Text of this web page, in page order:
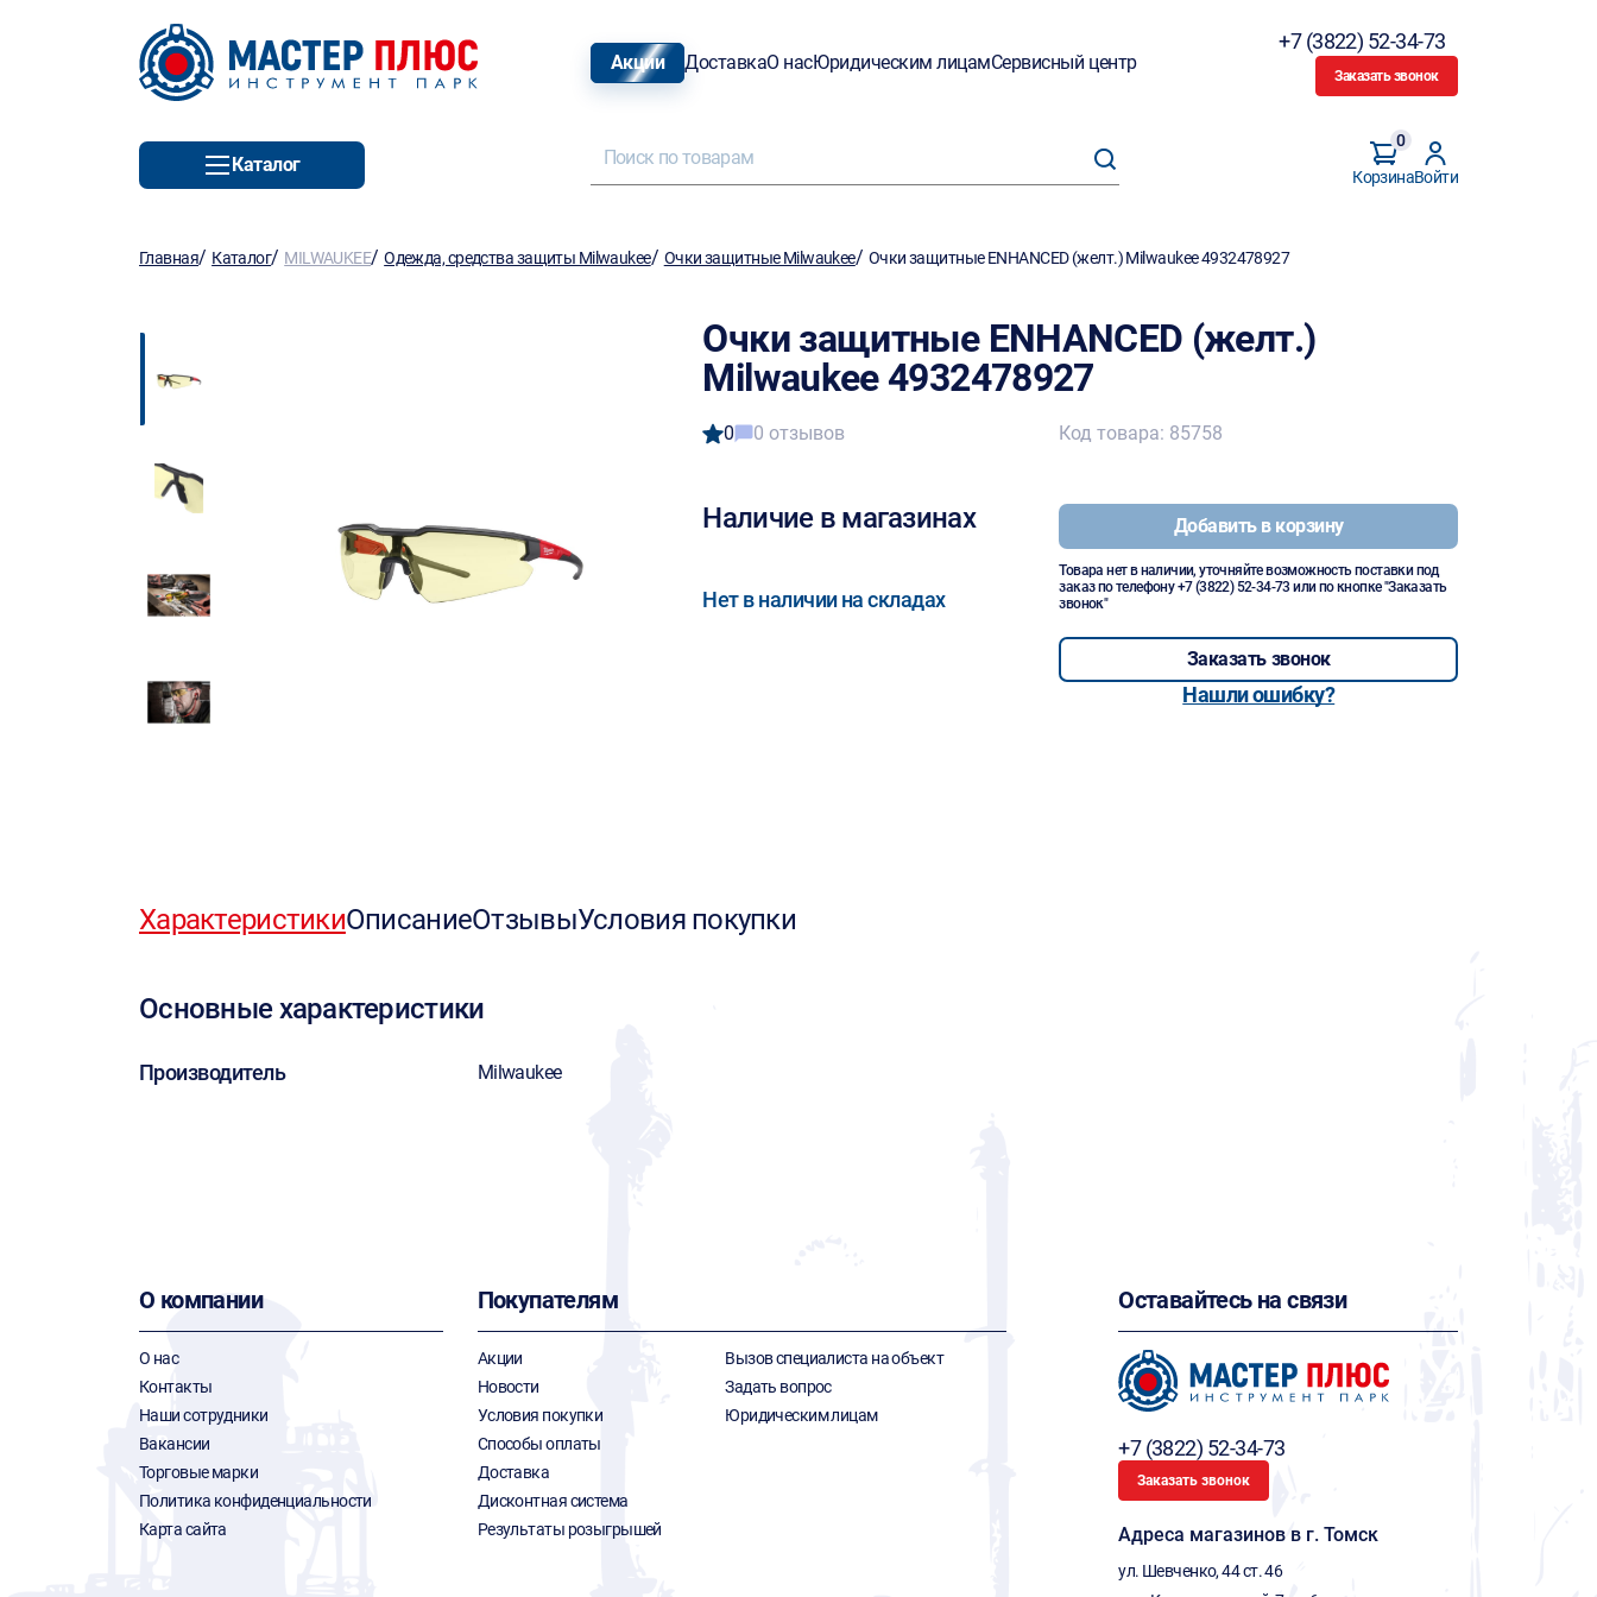
Акции ДоставкаО насЮридическим лицамСервисный центр
+7 (3822) 52-34-73
Заказать звонок
Каталог
Корзина
0
Войти
Главная/ Каталог/ MILWAUKEE/Одежда, средства защиты Milwaukee/ Очки защитные Milwaukee/ Очки защитные ENHANCED (желт.) Milwaukee 4932478927
Очки защитные ENHANCED (желт.)
Milwaukee 4932478927
0 0 отзывов
Наличие в магазинах
Нет в наличии на складах
Код товара: 85758
Добавить в корзину
Товара нет в наличии, уточняйте возможность поставки под
заказ по телефону+7 (3822) 52-34-73 или по кнопке "Заказать
звонок"
Заказать звонок
Нашли ошибку?
ХарактеристикиОписаниеОтзывыУсловия покупки
Основные характеристики
Производитель Milwaukee
О компании
О нас
Контакты
Наши сотрудники
Вакансии
Торговые марки
Политика конфиденциальности
Карта сайта
Покупателям
Акции
Новости
Условия покупки
Способы оплаты
Доставка
Дисконтная система
Результаты розыгрышей
Вызов специалиста на объект
Задать вопрос
Юридическим лицам
Оставайтесь на связи
+7 (3822) 52-34-73
Заказать звонок
Адреса магазинов в г. Томск
ул. Шевченко, 44 ст. 46